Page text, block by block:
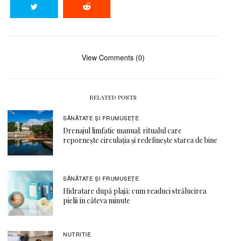
View Comments (0)
RELATED POSTS
SĂNĂTATE ŞI FRUMUSEȚE
Drenajul limfatic manual: ritualul care
repornește circulația și redefinește starea de bine
SĂNĂTATE ŞI FRUMUSEȚE
Hidratare după plajă: cum readuci strălucirea
pielii în câteva minute
NUTRITIE